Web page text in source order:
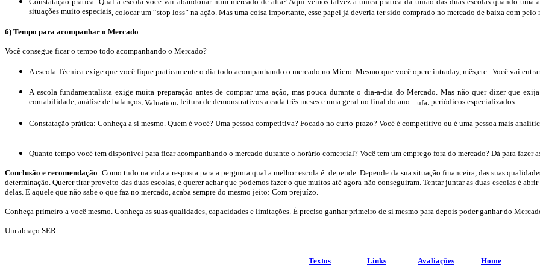
situações muito especiais, colocar um “stop loss” na ação. Mas uma coisa importante, esse papel já deveria ter sido comprado no mercado de baixa com
6) Tempo para acompanhar o Mercado
Você consegue ficar o tempo todo acompanhando o Mercado?
A escola Técnica exige que você fique praticamente o dia todo acompanhando o mercado no Micro. Mesmo que você opere intraday, mês,etc.. Você vai
A escola fundamentalista exige muita preparação antes de comprar uma ação, mas pouca durante o dia-a-dia do Mercado. Mas não quer dizer que
contabilidade, análise de balanços, Valuation, leitura de demonstrativos a cada três meses e uma geral no final do ano....ufa, periódicos especializados.
Constatação prática: Conheça a si mesmo. Quem é você? Uma pessoa competitiva? Focado no curto-prazo? Você é competitivo ou é uma pessoa mais
Quanto tempo você tem disponível para ficar acompanhando o mercado durante o horário comercial? Você tem um emprego fora do mercado? Dá para fazer
Conclusão e recomendação: Como tudo na vida a resposta para a pergunta qual a melhor escola é: depende. Depende da sua situação financeira, das suas
determinação. Querer tirar proveito das duas escolas, é querer achar que podemos fazer o que muitos até agora não conseguiram. Tentar juntar as duas escolas é
delas. E aquele que não sabe o que faz no mercado, acaba sempre do mesmo jeito: Com prejuízo.
Conheça primeiro a você mesmo. Conheça as suas qualidades, capacidades e limitações. É preciso ganhar primeiro de si mesmo para depois poder ganhar do
Um abraço SER-
Textos Links Avaliações Home